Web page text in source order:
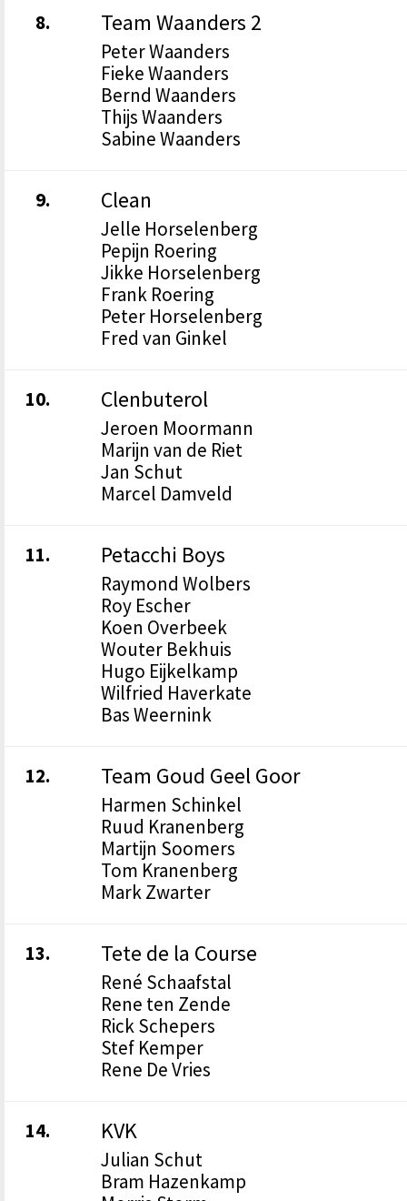
8. Team Waanders 2
Peter Waanders
Fieke Waanders
Bernd Waanders
Thijs Waanders
Sabine Waanders
9. Clean
Jelle Horselenberg
Pepijn Roering
Jikke Horselenberg
Frank Roering
Peter Horselenberg
Fred van Ginkel
10. Clenbuterol
Jeroen Moormann
Marijn van de Riet
Jan Schut
Marcel Damveld
11. Petacchi Boys
Raymond Wolbers
Roy Escher
Koen Overbeek
Wouter Bekhuis
Hugo Eijkelkamp
Wilfried Haverkate
Bas Weernink
12. Team Goud Geel Goor
Harmen Schinkel
Ruud Kranenberg
Martijn Soomers
Tom Kranenberg
Mark Zwarter
13. Tete de la Course
René Schaafstal
Rene ten Zende
Rick Schepers
Stef Kemper
Rene De Vries
14. KVK
Julian Schut
Bram Hazenkamp